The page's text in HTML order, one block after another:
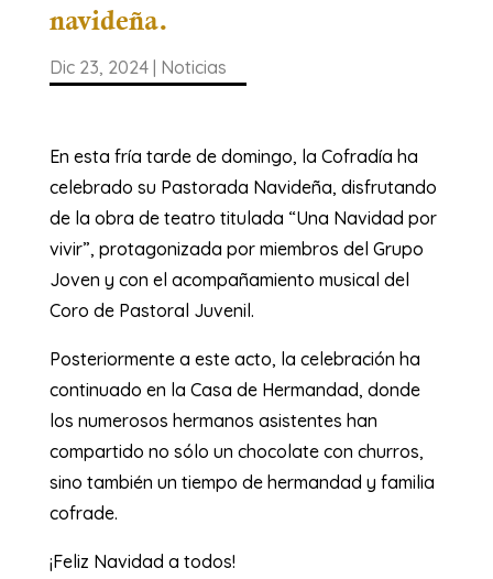
navideña.
Dic 23, 2024| Noticias
En esta fría tarde de domingo, la Cofradía ha
celebrado su Pastorada Navideña, disfrutando
de la obra de teatro titulada “Una Navidad por
vivir”, protagonizada por miembros del Grupo
Joven y con el acompañamiento musical del
Coro de Pastoral Juvenil.
Posteriormente a este acto, la celebración ha
continuado en la Casa de Hermandad, donde
los numerosos hermanos asistentes han
compartido no sólo un chocolate con churros,
sino también un tiempo de hermandad y familia
cofrade.
¡Feliz Navidad a todos!